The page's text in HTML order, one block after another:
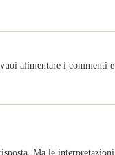
alimentare i commenti
Ma le